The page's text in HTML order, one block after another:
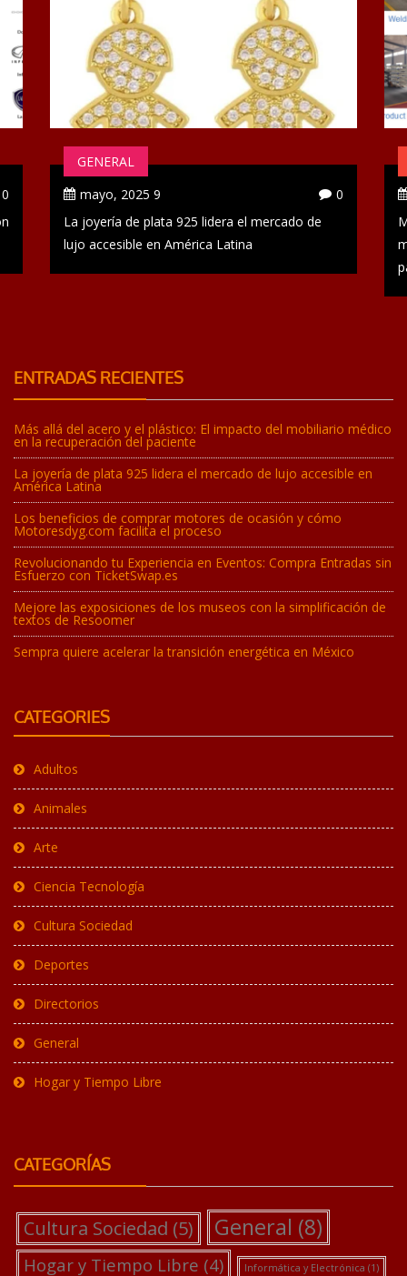
GENERAL
9 mayo, 2025
0
La joyería de plata 925 lidera el mercado de
lujo accesible en América Latina
0
ENTRADAS RECIENTES
Más allá del acero y el plástico: El impacto del mobiliario médico
en la recuperación del paciente
La joyería de plata 925 lidera el mercado de lujo accesible en
América Latina
Los beneficios de comprar motores de ocasión y cómo
Motoresdyg.com facilita el proceso
Revolucionando tu Experiencia en Eventos: Compra Entradas sin
Esfuerzo con TicketSwap.es
Mejore las exposiciones de los museos con la simplificación de
textos de Resoomer
Sempra quiere acelerar la transición energética en México
CATEGORIES
Adultos
Animales
Arte
Ciencia Tecnología
Cultura Sociedad
Deportes
Directorios
General
Hogar y Tiempo Libre
CATEGORÍAS
Cultura Sociedad (5) General (8)
Hogar y Tiempo Libre (4) Informática y Electrónica (1)